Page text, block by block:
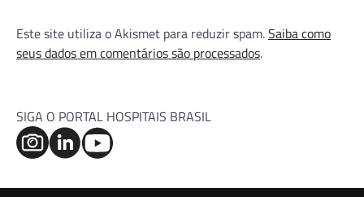
Este site utiliza o Akismet para reduzir spam.Saiba como
seus dados em comentários são processados.
SIGA O PORTAL HOSPITAIS BRASIL